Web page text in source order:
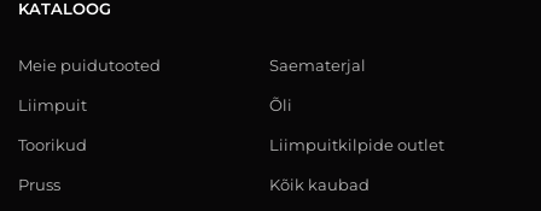
KATALOOG
Meie puidutooted
Liimpuit
Toorikud
Pruss
Saematerjal
Õli
Liimpuitkilpide outlet
Kõik kaubad